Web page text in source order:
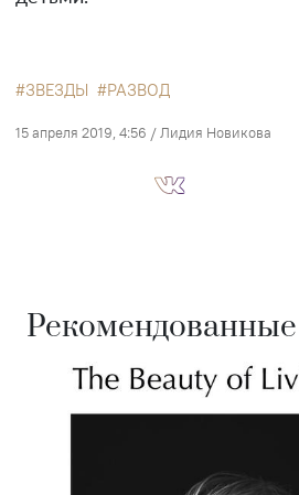
ЗВЕЗДЫ РАЗВОД
15 апреля 2019, 4:56 /Лидия Новикова